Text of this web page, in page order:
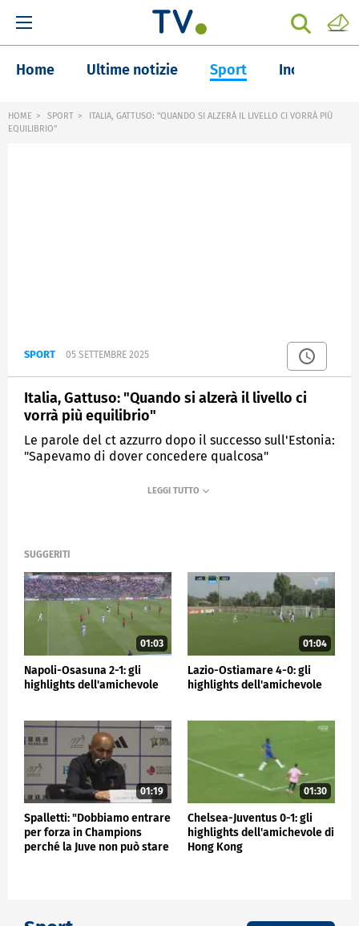
Home Ultime notizie Sport Inchieste
HOME SPORT
ITALIA, GATTUSO: "QUANDO SI ALZERÀ IL LIVELLO CI VORRÀ PIÙ
EQUILIBRIO"
SPORT 05 SETTEMBRE 2025
Italia, Gattuso: "Quando si alzerà il livello ci
vorrà più equilibrio"
Le parole del ct azzurro dopo il successo sull'Estonia:
"Sapevamo di dover concedere qualcosa"
SPORTMEDIASET
SUGGERITI
01:03
Napoli-Osasuna 2-1: gli
highlights dell'amichevole
01:04
Lazio-Ostiamare 4-0: gli
highlights dell'amichevole
01:19
Spalletti: "Dobbiamo entrare
per forza in Champions
perché la Juve non può stare
01:30
Chelsea-Juventus 0-1: gli
highlights dell'amichevole di
Hong Kong